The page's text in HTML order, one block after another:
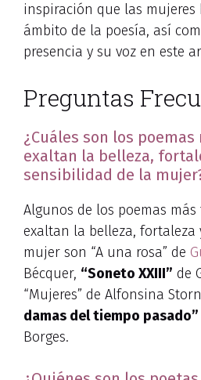
inspiración que las
ámbito de la poesía, así
presencia y su voz en este
Preguntas
¿Cuáles son los
exaltan la belleza,
sensibilidad de la
Algunos de los poemas
exaltan la belleza, fortaleza
mujer son “A una rosa” de
Bécquer, “Soneto XXIII” de
“Mujeres” de Alfonsina
damas del tiempo pasado”
Borges.